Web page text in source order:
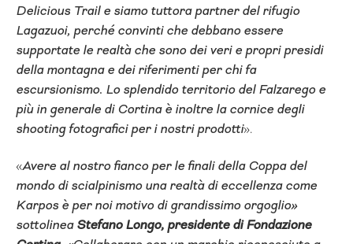
Delicious Trail e siamo tuttora partner del rifugio
Lagazuoi, perché convinti che debbano essere
supportate le realtà che sono dei veri e propri presidi
della montagna e dei riferimenti per chi fa
escursionismo. Lo splendido territorio del Falzarego e
più in generale di Cortina è inoltre la cornice degli
shooting fotografici per i nostri prodotti».
«Avere al nostro fianco per le finali della Coppa del
mondo di scialpinismo una realtà di eccellenza come
Karpos è per noi motivo di grandissimo orgoglio»
sottolineaStefano Longo, presidente di Fondazione